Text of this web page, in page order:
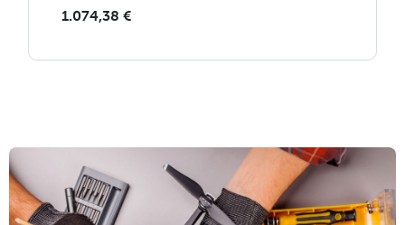
1.074,38 €